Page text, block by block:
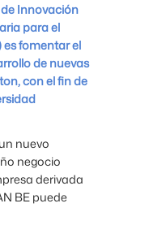
Innovación
para el
fomentar el
de nuevas
con el fin de
nuevo
negocio
derivada
BE puede